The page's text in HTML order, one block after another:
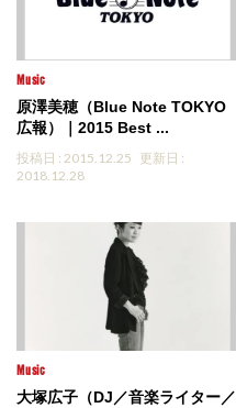
Music
原澤美穂（Blue Note TOKYO
広報）｜2015 Best ...
投稿日 : 2015.12.25 更新日 :
2018.12.28
Music
大塚広子（DJ／音楽ライター／